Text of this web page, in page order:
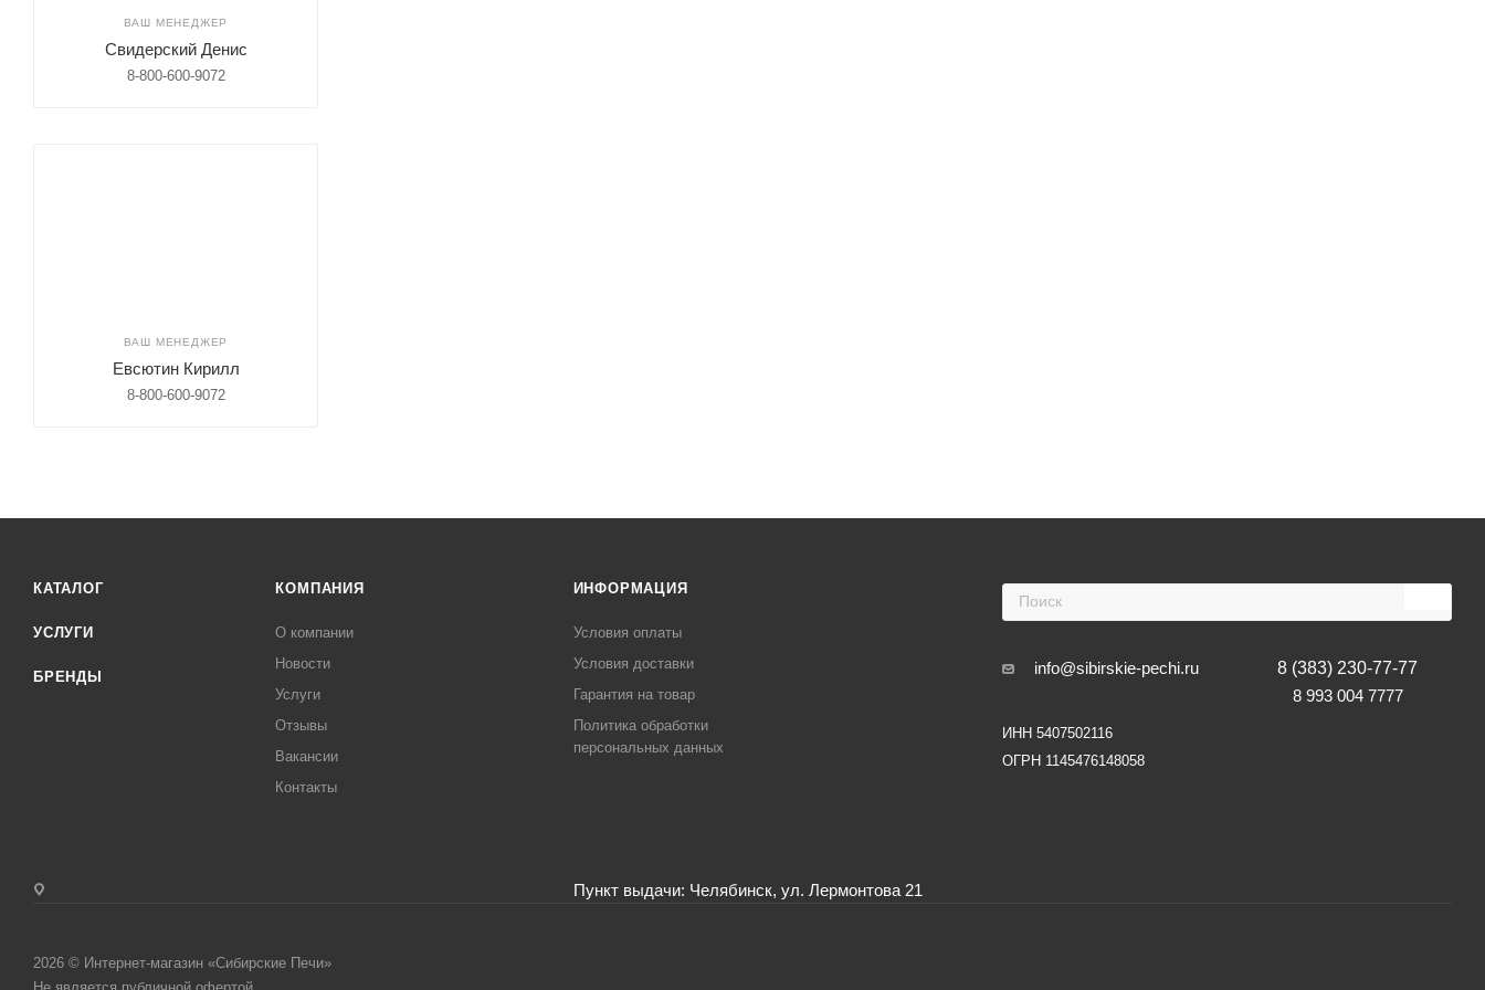
ВАШ МЕНЕДЖЕР
Свидерский Денис
8-800-600-9072
ВАШ МЕНЕДЖЕР
Евсютин Кирилл
8-800-600-9072
КАТАЛОГ
УСЛУГИ
БРЕНДЫ
КОМПАНИЯ
О компании
Новости
Услуги
Отзывы
Вакансии
Контакты
ИНФОРМАЦИЯ
Условия оплаты
Условия доставки
Гарантия на товар
Политика обработки
персональных данных
info@sibirskie-pechi.ru
ИНН 5407502116
ОГРН 1145476148058
8 (383) 230-77-77
8 993 004 7777
Пункт выдачи: Челябинск, ул. Лермонтова 21
2026 © Интернет-магазин «Сибирские Печи»